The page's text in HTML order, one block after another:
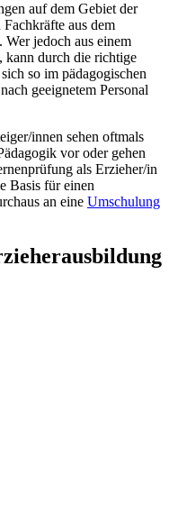
auf dem Gebiet der
aus dem
Wer jedoch aus einem
kann durch die richtige
so im pädagogischen
geeignetem Personal
innen sehen oftmals
vor oder gehen
als Erzieher/in
Basis für einen
an eine Umschulung